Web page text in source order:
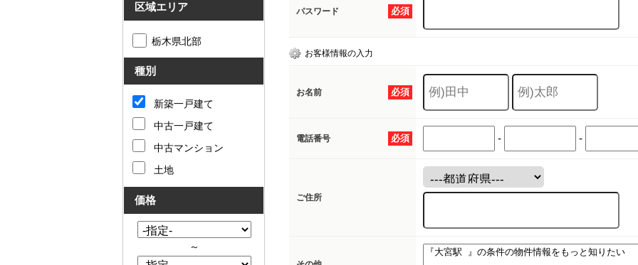
必須
パスワード
お客様情報の入力
必須
お名前
必須
電話番号 - -
ご住所
区域エリア
栃木県北部
種別
新築一戸建て
中古一戸建て
中古マンション
土地
価格
～